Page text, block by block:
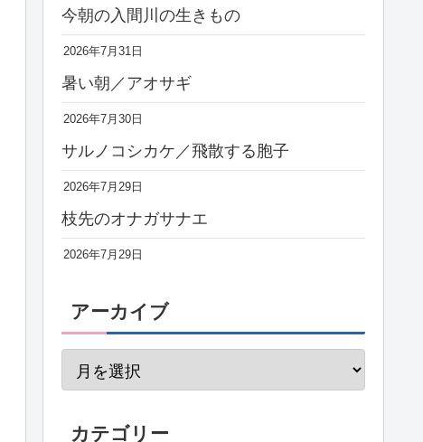
今朝の入間川の生きもの
2026年7月31日
暑い朝／アオサギ
2026年7月30日
サルノコシカケ／飛散する胞子
2026年7月29日
枝先のオナガサナエ
2026年7月29日
アーカイブ
カテゴリー